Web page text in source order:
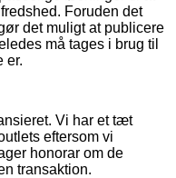
Foruden det
det muligt at publicere
må tages i brug til
er.
Vi har et tæt
eftersom vi
honorar om de
transaktion.